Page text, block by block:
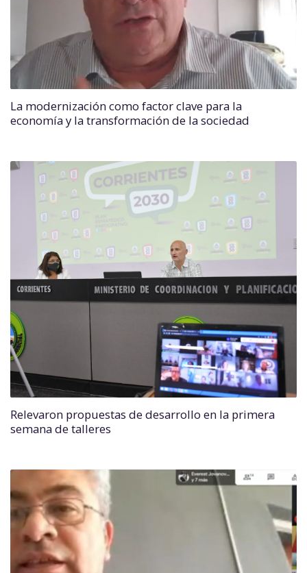
La modernización como factor clave para la
economía y la transformación de la sociedad
Relevaron propuestas de desarrollo en la primera
semana de talleres